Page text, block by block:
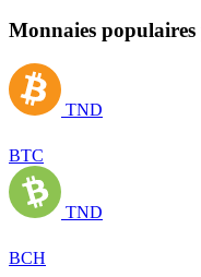
Monnaies
TND
BTC
TND
BCH